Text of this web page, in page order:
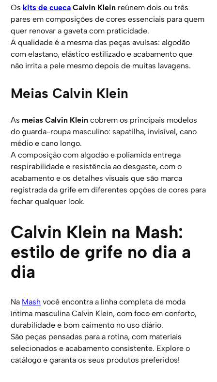
Os kits de cueca Calvin Klein reúnem dois ou três
pares em composições de cores essenciais para quem
quer renovar a gaveta com praticidade.
A qualidade é a mesma das peças avulsas: algodão
com elastano, elástico estilizado e acabamento que
não irrita a pele mesmo depois de muitas lavagens.
Meias Calvin Klein
As meias Calvin Klein cobrem os principais modelos
do guarda-roupa masculino: sapatilha, invisível, cano
médio e cano longo.
A composição com algodão e poliamida entrega
respirabilidade e resistência ao desgaste, com o
acabamento e os detalhes visuais que são marca
registrada da grife em diferentes opções de cores para
fechar qualquer look.
Calvin Klein na Mash:
estilo de grife no dia a
dia
Na Mash você encontra a linha completa de moda
íntima masculina Calvin Klein, com foco em conforto,
durabilidade e bom caimento no uso diário.
São peças pensadas para a rotina, com materiais
selecionados e acabamento consistente. Explore o
catálogo e garanta os seus produtos preferidos!